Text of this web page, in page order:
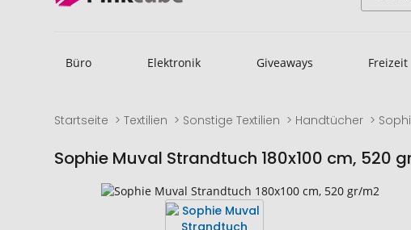
Büro Elektronik Giveaways Freizeit
Startseite Textilien Sonstige Textilien Handtücher
Sophie Muval Strandtuch 180x100 cm, 520